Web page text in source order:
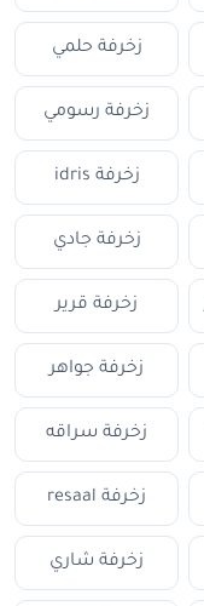
زخرفة حلمي
زخرفة رسومي
زخرفة idris
زخرفة جادي
زخرفة قرير
زخرفة جواهر
زخرفة سراقه
زخرفة resaal
زخرفة شاري